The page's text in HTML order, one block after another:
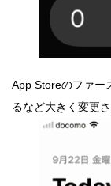
App Storeのファー
るなど大きく変更さ